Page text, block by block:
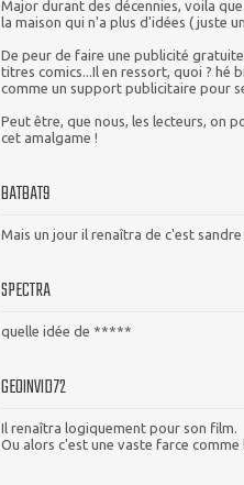
Major durant des décennies, voila
la maison qui n'a plus d'idées ( juste
De peur de faire une publicité
titres comics...Il en ressort, quoi ? hé
comme un support publicitaire pour
Peut être, que nous, les lecteurs, on
cet amalgame !
BATBAT9
Mais un jour il renaîtra de c'est
SPECTRA
quelle idée de *****
GEOINVID72
Il renaîtra logiquement pour son film.
Ou alors c'est une vaste farce comme